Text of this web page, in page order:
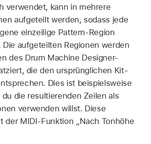
verwendet, kann in mehrere
aufgeteilt werden, sodass jede
einzeilige Pattern-Region
aufgeteilten Regionen werden
des Drum Machine Designer-
die den ursprünglichen Kit-
Dies ist beispielsweise
die resultierenden Zeilen als
verwenden willst. Diese
der MIDI-Funktion „Nach Tonhöhe